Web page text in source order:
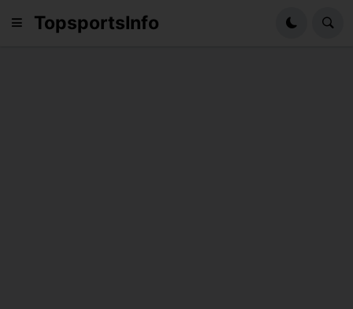
TopsportsInfo